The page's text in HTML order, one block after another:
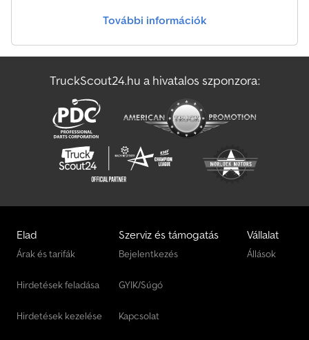
További információk
TruckScout24.hu a hivatalos szponzora:
Elad
Árak és tarifák
Hirdetések feladása
Hirdetések kezelése
Szerviz és támogatás
Bejelentkezés
GYIK/Súgó
Kapcsolat
Vállalat
Állások